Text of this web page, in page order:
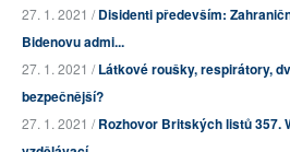
27. 1. 2021 /Disidenti především:
Bidenovu admi...
27. 1. 2021 /Látkové roušky, respirátory,
bezpečnější?
27. 1. 2021 /Rozhovor Britských listů 357.